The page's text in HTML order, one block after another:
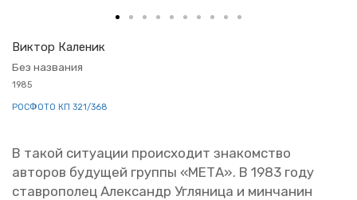
Вик­тор Ка­ле­ник
Без на­зва­ния
1985
РОС­ФО­ТО КП 321/368
В такой си­ту­а­ции про­ис­хо­дит зна­ком­ство
ав­то­ров бу­ду­щей груп­пы «МЕТА». В 1983 году
став­ро­по­лец Алек­сандр Уг­ля­ни­ца и мин­ча­нин